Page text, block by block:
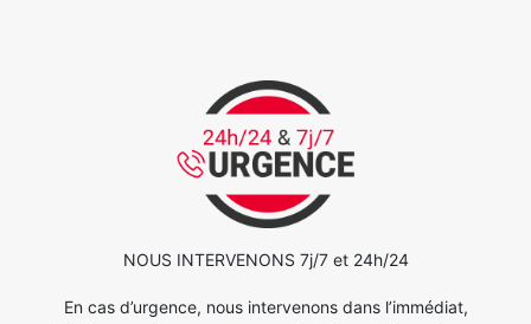
NOUS INTERVENONS 7j/7 et 24h/24
En cas d’urgence, nous intervenons dans l’immédiat,